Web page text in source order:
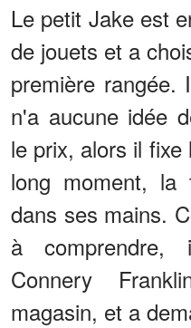
Le petit Jake est
de jouets et a
première
n'a aucune idée
le prix, alors il
long moment, la
dans ses mains.
à
Connery
magasin, et a